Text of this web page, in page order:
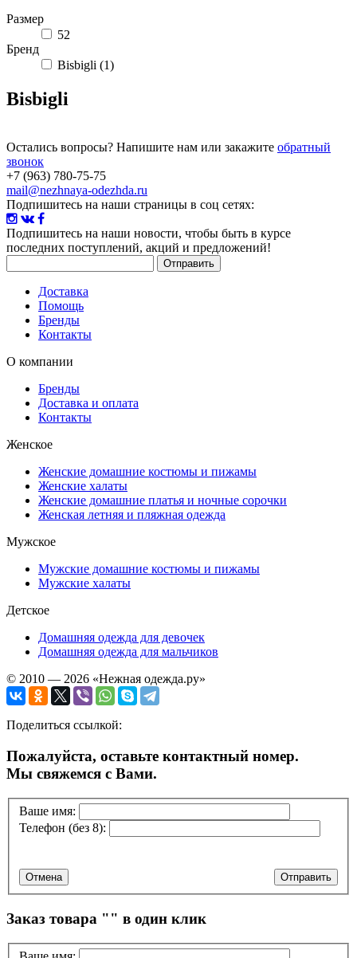
Размер
52
Бренд
Bisbigli (1)
Bisbigli
Остались вопросы? Напишите нам или закажите обратный
звонок
+7 (963) 780-75-75
mail@nezhnaya-odezhda.ru
Подпишитесь на наши страницы в соц сетях:
Подпишитесь на наши новости, чтобы быть в курсе
последних поступлений, акций и предложений!
Доставка
Помощь
Бренды
Контакты
О компании
Бренды
Доставка и оплата
Контакты
Женское
Женские домашние костюмы и пижамы
Женские халаты
Женские домашние платья и ночные сорочки
Женская летняя и пляжная одежда
Мужское
Мужские домашние костюмы и пижамы
Мужские халаты
Детское
Домашняя одежда для девочек
Домашняя одежда для мальчиков
© 2010 — 2026 «Нежная одежда.ру»
Поделиться ссылкой:
Пожалуйста, оставьте контактный номер.
Мы свяжемся с Вами.
Ваше имя:
Телефон (без 8):
Отправить
Отмена
Заказ товара "" в один клик